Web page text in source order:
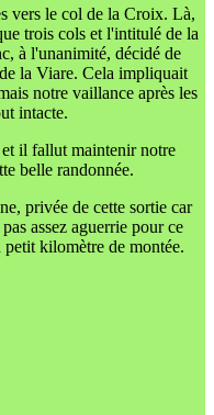
vers le col de la Croix. Là,
trois cols et l'intitulé de la
à l'unanimité, décidé de
la Viare. Cela impliquait
notre vaillance après les
intacte.
et il fallut maintenir notre
belle randonnée.
privée de cette sortie car
assez aguerrie pour ce
kilomètre de montée.